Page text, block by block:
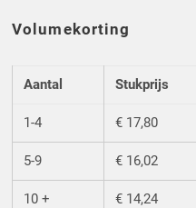
Volumekorting
Aantal Stukprijs
1-4 € 17,80
5-9 € 16,02
10 + € 14,24